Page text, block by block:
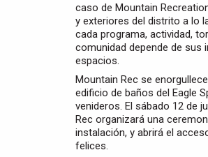
caso de Mountain
y exteriores del distrito a lo
cada programa, actividad,
comunidad depende de
espacios.
Mountain Rec se
edificio de baños del Eagle
venideros. El sábado 12 de
Rec organizará una
instalación, y abrirá el
felices.